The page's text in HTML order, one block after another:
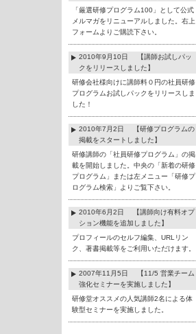
「厳選研修プログラム100」として公式
メルマガをリニューアルしました。右上
フォームよりご購読下さい。
2010年9月10日 【講師お試しパッ
クをリリースしました】
研修会社様向けに講師料０円の社員研修
プログラムお試しパックをリリースしま
した！
2010年7月2日 【研修プログラムの
掲載をスタートしました】
研修講師の「社員研修プログラム」の掲
載を開始しました。中央の「新着の研修
プログラム」または左メニュー「研修プ
ログラム検索」よりご覧下さい。
2010年6月2日 【講師向け有料オプ
ション機能を追加しました】
プロフィールのセルフ編集、URLリン
ク、著書掲載等をご利用いただけます。
2007年11月5日 【11/5 営業チーム
強化セミナーを実施しました】
研修堂オススメの人気講師2名による体
験型セミナーを実施しました。